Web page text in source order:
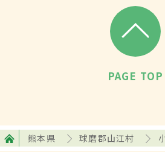
PAGE TOP
熊本県 球磨郡山江村